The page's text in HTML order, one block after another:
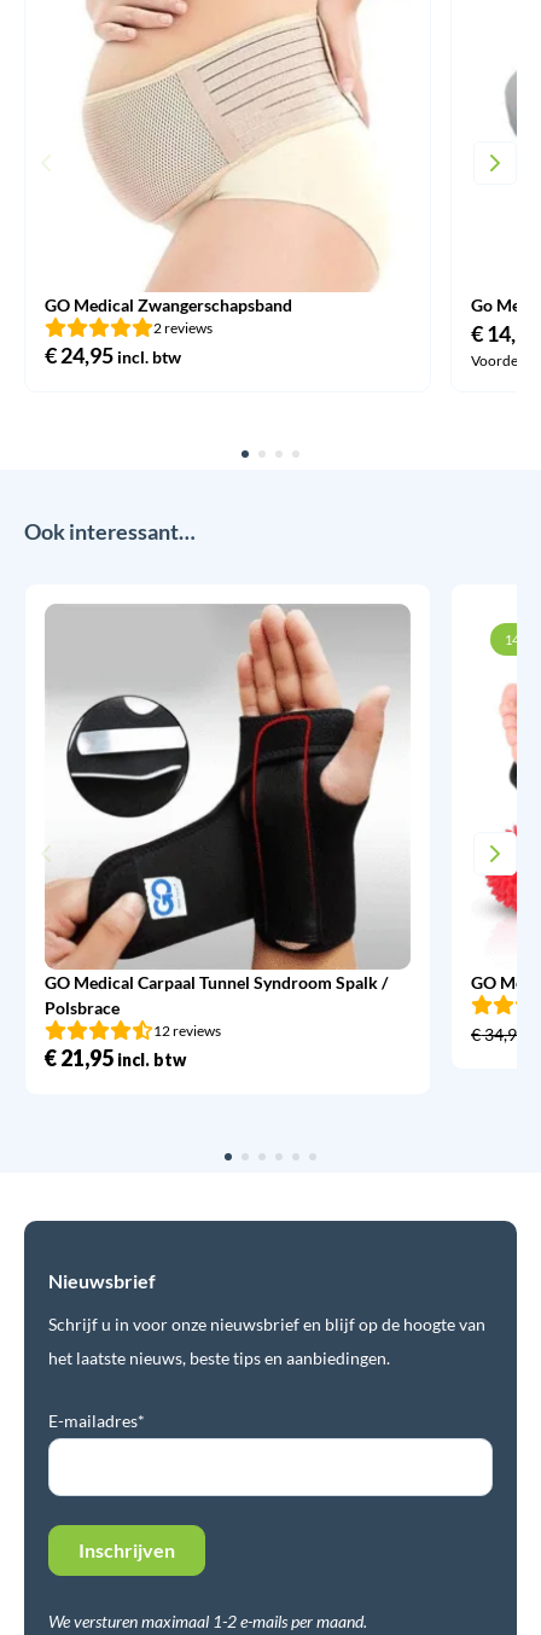
GO Medical Zwangerschapsband
2 reviews
€24,95 incl. btw
Go
€14,95
Ook interessant…
GO Medical Carpaal Tunnel Syndroom Spalk /
Polsbrace
12 reviews
€21,95 incl. btw
14%
GO
€34,95
Nieuwsbrief
Schrijf u in voor onze nieuwsbrief en blijf op de hoogte van
het laatste nieuws, beste tips en aanbiedingen.
E-mailadres*
We versturen maximaal 1-2 e-mails per maand.